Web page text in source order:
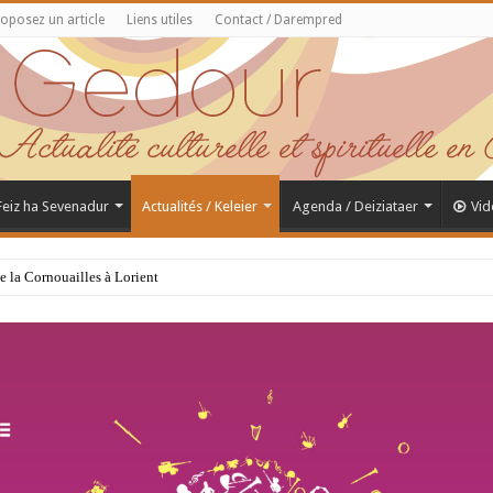
un article Liens utiles Contact / Darempred
ha Sevenadur Actualités / Keleier Agenda / Deiziataer
la Cornouailles à Lorient